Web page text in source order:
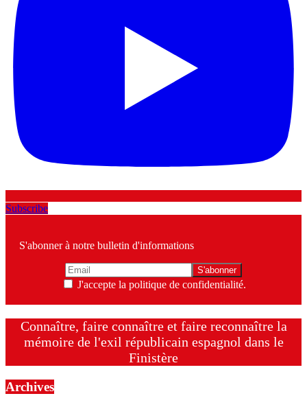
Subscribe
S'abonner à notre bulletin d'informations
J'accepte la politique de confidentialité.
Connaître, faire connaître et faire reconnaître la
mémoire de l'exil républicain espagnol dans le
Finistère
Archives